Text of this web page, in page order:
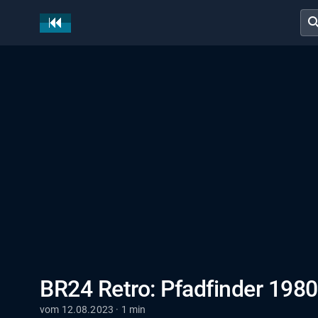
BR24 Retro: Pfadfinder 1980
vom 12.08.2023 · 1 min